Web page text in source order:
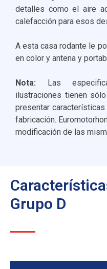
detalles como el aire
calefacción para esos
A esta casa rodante le
en color y antena y
Nota: Las
ilustraciones tienen
presentar
fabricación.
modificación de las
Grupo D